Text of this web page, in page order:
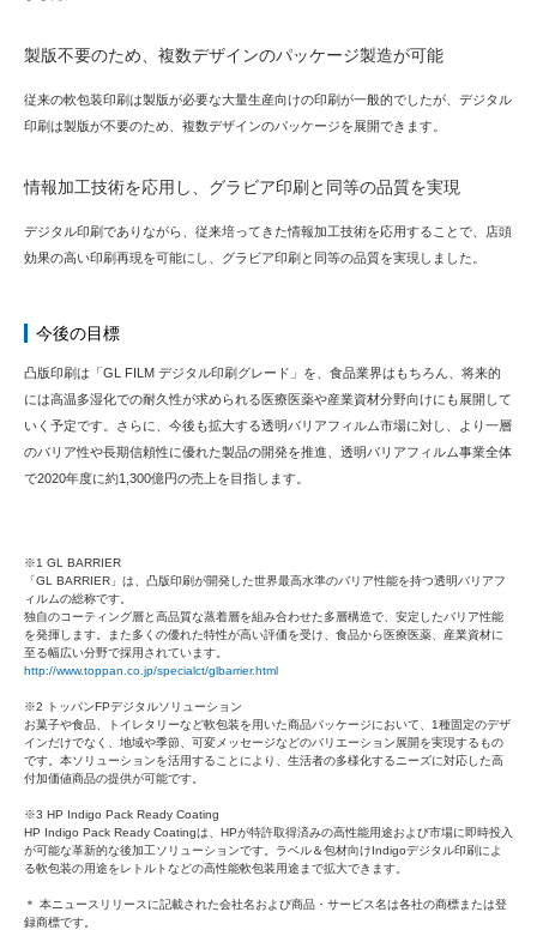
製版不要のため、複数デザインのパッケージ製造が可能
従来の軟包装印刷は製版が必要な大量生産向けの印刷が一般的でしたが、デジタル
印刷は製版が不要のため、複数デザインのパッケージを展開できます。
情報加工技術を応用し、グラビア印刷と同等の品質を実現
デジタル印刷でありながら、従来培ってきた情報加工技術を応用することで、店頭
効果の高い印刷再現を可能にし、グラビア印刷と同等の品質を実現しました。
今後の目標
凸版印刷は「GL FILM デジタル印刷グレード」を、食品業界はもちろん、将来的
には高温多湿化での耐久性が求められる医療医薬や産業資材分野向けにも展開して
いく予定です。さらに、今後も拡大する透明バリアフィルム市場に対し、より一層
のバリア性や長期信頼性に優れた製品の開発を推進、透明バリアフィルム事業全体
で2020年度に約1,300億円の売上を目指します。
※1 GL BARRIER
「GL BARRIER」は、凸版印刷が開発した世界最高水準のバリア性能を持つ透明バリアフ
ィルムの総称です。
独自のコーティング層と高品質な蒸着層を組み合わせた多層構造で、安定したバリア性能
を発揮します。また多くの優れた特性が高い評価を受け、食品から医療医薬、産業資材に
至る幅広い分野で採用されています。
http://www.toppan.co.jp/specialct/glbarrier.html
※2 トッパンFPデジタルソリューション
お菓子や食品、トイレタリーなど軟包装を用いた商品パッケージにおいて、1種固定のデザ
インだけでなく、地域や季節、可変メッセージなどのバリエーション展開を実現するもの
です。本ソリューションを活用することにより、生活者の多様化するニーズに対応した高
付加価値商品の提供が可能です。
※3 HP Indigo Pack Ready Coating
HP Indigo Pack Ready Coatingは、HPが特許取得済みの高性能用途および市場に即時投入
が可能な革新的な後加工ソリューションです。ラベル＆包材向けIndigoデジタル印刷によ
る軟包装の用途をレトルトなどの高性能軟包装用途まで拡大できます。
＊ 本ニュースリリースに記載された会社名および商品・サービス名は各社の商標または登
録商標です。